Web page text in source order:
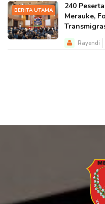
BERITA UTAMA
240
Merauke,
Rayendi